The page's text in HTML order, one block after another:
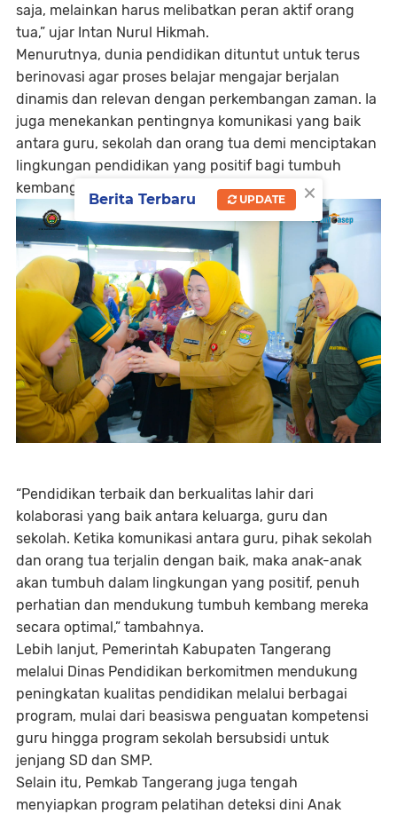
saja, melainkan harus melibatkan peran aktif orang
tua,” ujar Intan Nurul Hikmah.
Menurutnya, dunia pendidikan dituntut untuk terus
berinovasi agar proses belajar mengajar berjalan
dinamis dan relevan dengan perkembangan zaman. Ia
juga menekankan pentingnya komunikasi yang baik
antara guru, sekolah dan orang tua demi menciptakan
lingkungan pendidikan yang positif bagi tumbuh
kembang anak.
“Pendidikan terbaik dan berkualitas lahir dari
kolaborasi yang baik antara keluarga, guru dan
sekolah. Ketika komunikasi antara guru, pihak sekolah
dan orang tua terjalin dengan baik, maka anak-anak
akan tumbuh dalam lingkungan yang positif, penuh
perhatian dan mendukung tumbuh kembang mereka
secara optimal,” tambahnya.
Lebih lanjut, Pemerintah Kabupaten Tangerang
melalui Dinas Pendidikan berkomitmen mendukung
peningkatan kualitas pendidikan melalui berbagai
program, mulai dari beasiswa penguatan kompetensi
guru hingga program sekolah bersubsidi untuk
jenjang SD dan SMP.
Selain itu, Pemkab Tangerang juga tengah
menyiapkan program pelatihan deteksi dini Anak
×
Berita Terbaru UPDATE